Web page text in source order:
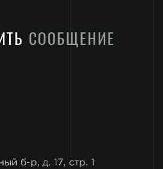
СООБЩЕНИЕ
б-р, д. 17, стр. 1